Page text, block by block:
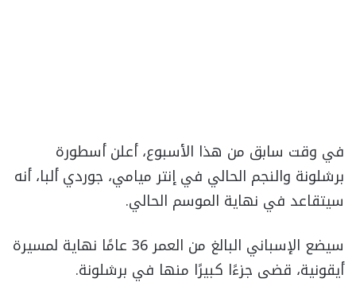
في وقت سابق من هذا الأسبوع، أعلن أسطورة
برشلونة والنجم الحالي في إنتر ميامي، جوردي ألبا، أنه
سيتقاعد في نهاية الموسم الحالي.
سيضع الإسباني البالغ من العمر 36 عامًا نهاية لمسيرة
أيقونية، قضى جزءًا كبيرًا منها في برشلونة.